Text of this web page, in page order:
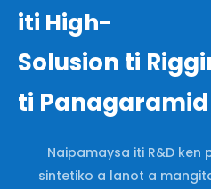
iti High-
Solusion ti
ti Panagaramid
Naipamaysa iti R&D
sintetiko a lanot a